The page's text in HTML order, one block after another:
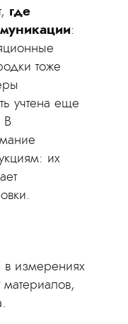
где
:
тоже
учтена еще
В
их
измерениях